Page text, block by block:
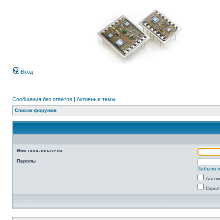
Вход
Сообщения без ответов | Активные темы
Список форумов
Имя пользователя:
Пароль:
Забыли